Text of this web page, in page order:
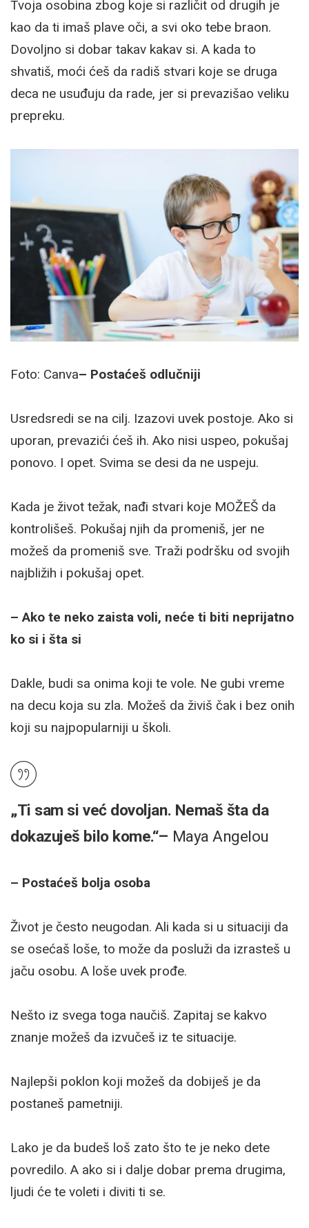
Tvoja osobina zbog koje si različit od drugih je
kao da ti imaš plave oči, a svi oko tebe braon.
Dovoljno si dobar takav kakav si. A kada to
shvatiš, moći ćeš da radiš stvari koje se druga
deca ne usuđuju da rade, jer si prevazišao veliku
prepreku.
Foto: Canva– Postaćeš odlučniji
Usredsredi se na cilj. Izazovi uvek postoje. Ako si
uporan, prevazići ćeš ih. Ako nisi uspeo, pokušaj
ponovo. I opet. Svima se desi da ne uspeju.
Kada je život težak, nađi stvari koje MOŽEŠ da
kontrolišeš. Pokušaj njih da promeniš, jer ne
možeš da promeniš sve. Traži podršku od svojih
najbližih i pokušaj opet.
– Ako te neko zaista voli, neće ti biti neprijatno
ko si i šta si
Dakle, budi sa onima koji te vole. Ne gubi vreme
na decu koja su zla. Možeš da živiš čak i bez onih
koji su najpopularniji u školi.
„Ti sam si već dovoljan. Nemaš šta da
dokazuješ bilo kome.“– Maya Angelou
– Postaćeš bolja osoba
Život je često neugodan. Ali kada si u situaciji da
se osećaš loše, to može da posluži da izrasteš u
jaču osobu. A loše uvek prođe.
Nešto iz svega toga naučiš. Zapitaj se kakvo
znanje možeš da izvučeš iz te situacije.
Najlepši poklon koji možeš da dobiješ je da
postaneš pametniji.
Lako je da budeš loš zato što te je neko dete
povredilo. A ako si i dalje dobar prema drugima,
ljudi će te voleti i diviti ti se.